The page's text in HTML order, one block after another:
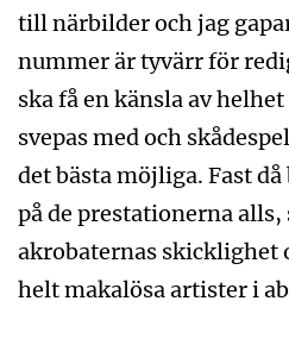
till närbilder och jag
nummer är tyvärr för
ska få en känsla av
svepas med och
det bästa möjliga. Fast
på de prestationerna alls,
akrobaternas skicklighet
helt makalösa artister i